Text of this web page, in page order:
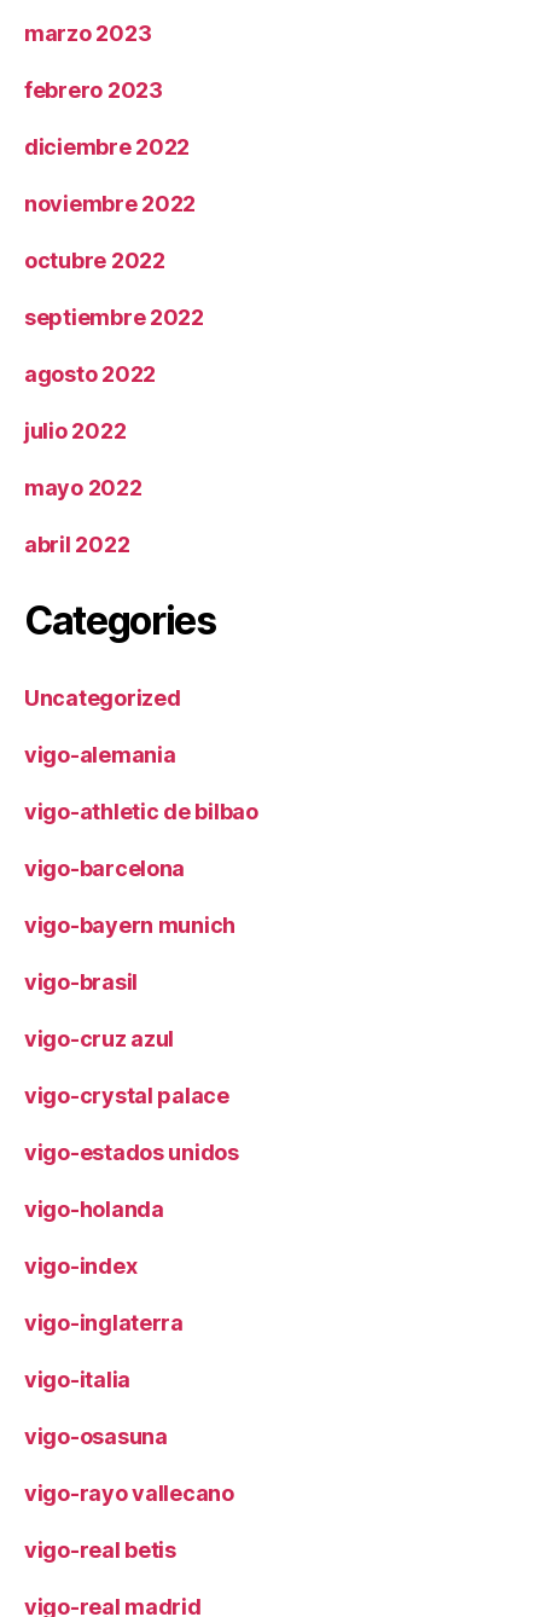
marzo 2023
febrero 2023
diciembre 2022
noviembre 2022
octubre 2022
septiembre 2022
agosto 2022
julio 2022
mayo 2022
abril 2022
Categories
Uncategorized
vigo-alemania
vigo-athletic de bilbao
vigo-barcelona
vigo-bayern munich
vigo-brasil
vigo-cruz azul
vigo-crystal palace
vigo-estados unidos
vigo-holanda
vigo-index
vigo-inglaterra
vigo-italia
vigo-osasuna
vigo-rayo vallecano
vigo-real betis
vigo-real madrid